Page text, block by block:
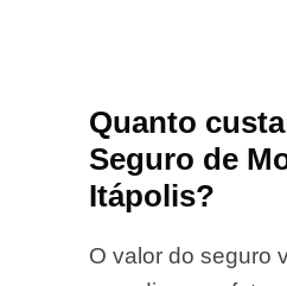
Quanto
Seguro de
Itápolis?
O valor do seguro